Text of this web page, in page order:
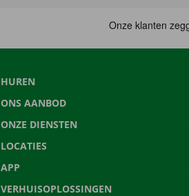
HUREN
ONS AANBOD
ONZE DIENSTEN
LOCATIES
APP
VERHUISOPLOSSINGEN